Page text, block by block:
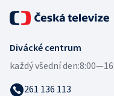
Divácké centrum
každý všední den:
261 136 113